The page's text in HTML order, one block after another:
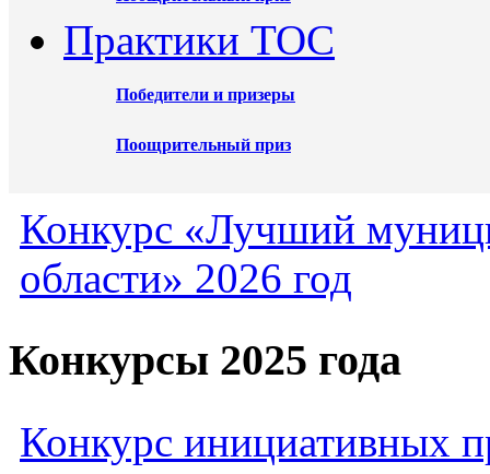
Практики ТОС
Победители и призеры
Поощрительный приз
Конкурс «Лучший
области» 2026 год
Конкурсы 2025 года
Конкурс инициативных